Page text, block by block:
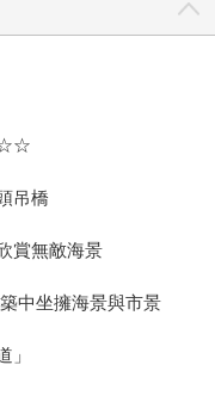
☆☆
吊橋
賞無敵海景
中坐擁海景與市景
」